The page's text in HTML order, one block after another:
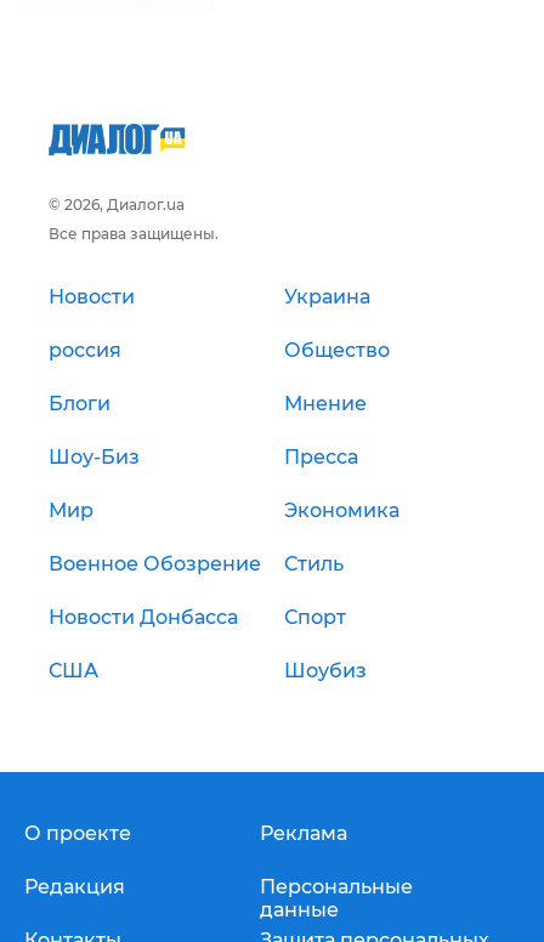
© 2026, Диалог.ua
Все права защищены.
Новости Украина
россия Общество
Блоги Мнение
Шоу-Биз Пресса
Мир Экономика
Военное Обозрение Стиль
Новости Донбасса Спорт
США Шоубиз
О проекте
Редакция
Реклама
Персональные
данные